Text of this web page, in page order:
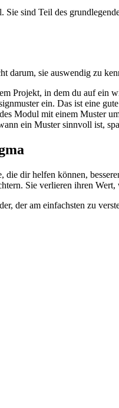
sind Teil des
darum, sie auswendig zu
Projekt, in dem du auf ein
ein. Das ist eine
Modul mit einem Muster
ein Muster sinnvoll ist,
dir helfen können,
Sie verlieren ihren
der am einfachsten zu